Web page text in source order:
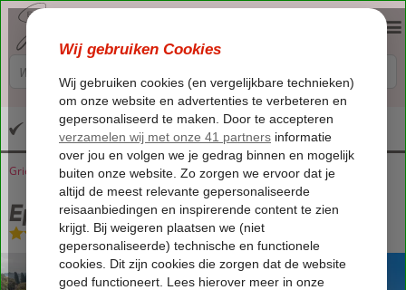
Altijd inclusief huurauto
Home
Griekenland Corfu Kato Korakiana Epta Karpi Villas
Epta Karpi Villas
Logies-Villa